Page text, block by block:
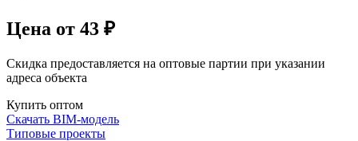
Цена от 43 ₽
Скидка предоставляется на оптовые партии при указании
адреса объекта
Купить оптом
Скачать BIM-модель
Типовые проекты